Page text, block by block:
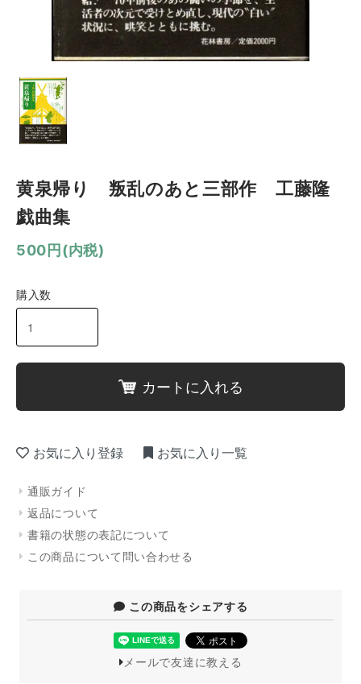
黄泉帰り 叛乱のあと三部作 工藤隆
戯曲集
500円(内税)
購入数
カートに入れる
お気に入り登録 お気に入り一覧
通販ガイド
返品について
書籍の状態の表記について
この商品について問い合わせる
この商品をシェアする
メールで友達に教える